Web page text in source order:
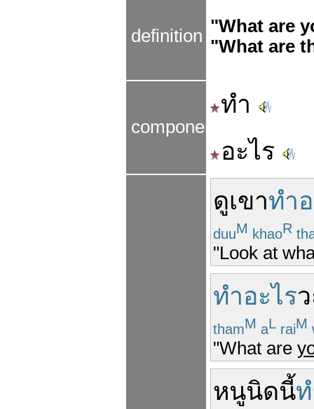
definition "What are
"What are
components
ทำ
อะไร
ดูเขาทำ
duuM khaoR
"Look at
ทำอะไร
thamM aL raiM
"What are
หนูนิดนี้